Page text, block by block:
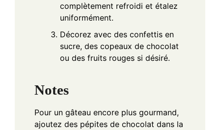
complètement refroidi et étalez
uniformément.
Décorez avec des confettis en
sucre, des copeaux de chocolat
ou des fruits rouges si désiré.
Notes
Pour un gâteau encore plus gourmand,
ajoutez des pépites de chocolat dans la